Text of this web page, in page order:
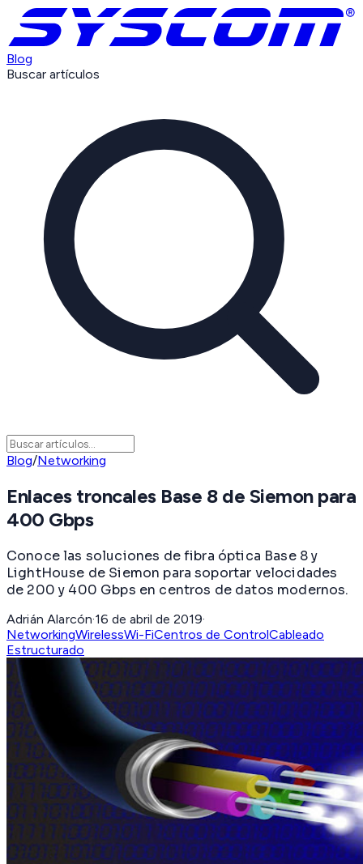
Blog
Buscar artículos
Blog/Networking
Enlaces troncales Base 8 de Siemon para
400 Gbps
Conoce las soluciones de fibra óptica Base 8 y
LightHouse de Siemon para soportar velocidades
de 200 y 400 Gbps en centros de datos modernos.
Adrián Alarcón·16 de abril de 2019·
NetworkingWirelessWi-FiCentros de ControlCableado
Estructurado